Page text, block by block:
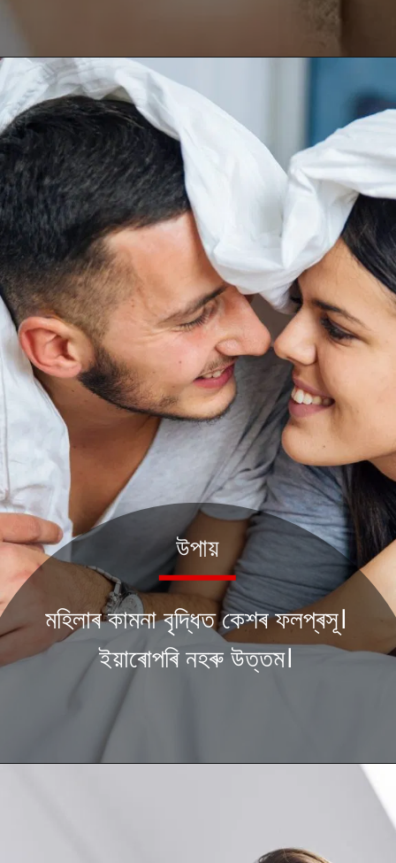
মহিলাৰ কামনা বৃদ্ধিত কেশৰ ফলপ্ৰসূ।
ইয়াৰোপৰি নহৰু উত্তম।
উপায়